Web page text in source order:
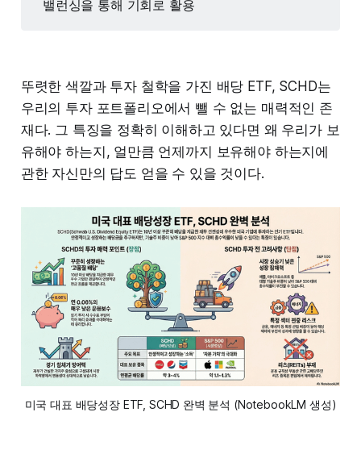
밸런싱을 통해 기회로 활용
뚜렷한 색깔과 투자 철학을 가진 배당 ETF, SCHD는
우리의 투자 포트폴리오에서 뺄 수 없는 매력적인 존
재다. 그 특징을 정확히 이해하고 있다면 왜 우리가 보
유해야 하는지, 얼만큼 언제까지 보유해야 하는지에
관한 자신만의 답도 얻을 수 있을 것이다.
미국 대표 배당성장 ETF, SCHD 완벽 분석 (NotebookLM 생성)